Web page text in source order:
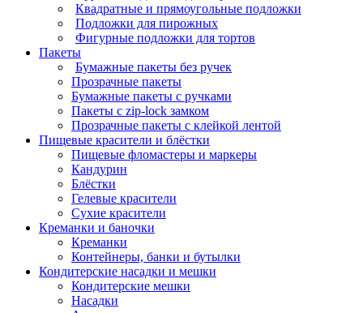
Квадратные и прямоугольные подложки
Подложки для пирожных
Фигурные подложки для тортов
Пакеты
Бумажные пакеты без ручек
Прозрачные пакеты
Бумажные пакеты с ручками
Пакеты с zip-lock замком
Прозрачные пакеты с клейкой лентой
Пищевые красители и блёстки
Пищевые фломастеры и маркеры
Кандурин
Блёстки
Гелевые красители
Сухие красители
Креманки и баночки
Креманки
Контейнеры, банки и бутылки
Кондитерские насадки и мешки
Кондитерские мешки
Насадки